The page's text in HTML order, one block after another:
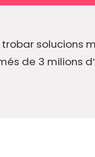
solucions
de 3 milions